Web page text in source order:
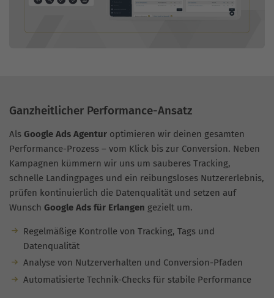
Ganzheitlicher Performance-Ansatz
Als Google Ads Agentur optimieren wir deinen gesamten
Performance-Prozess – vom Klick bis zur Conversion. Neben
Kampagnen kümmern wir uns um sauberes Tracking,
schnelle Landingpages und ein reibungsloses Nutzererlebnis,
prüfen kontinuierlich die Datenqualität und setzen auf
Wunsch Google Ads für Erlangen gezielt um.
Regelmäßige Kontrolle von Tracking, Tags und
Datenqualität
Analyse von Nutzerverhalten und Conversion-Pfaden
Automatisierte Technik-Checks für stabile Performance